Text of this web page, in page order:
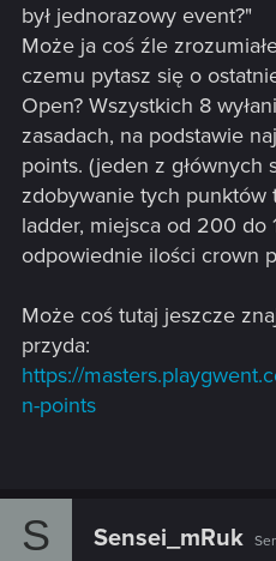
był jednorazowy event?"
Może ja coś źle
czemu pytasz się o
Open? Wszystkich 8
zasadach, na podstawie
points. (jeden z głównych
zdobywanie tych punktów
ladder, miejsca od 200 do
odpowiednie ilości crown
Może coś tutaj jeszcze
przyda:
https://
n-points
S Sensei_mRuk